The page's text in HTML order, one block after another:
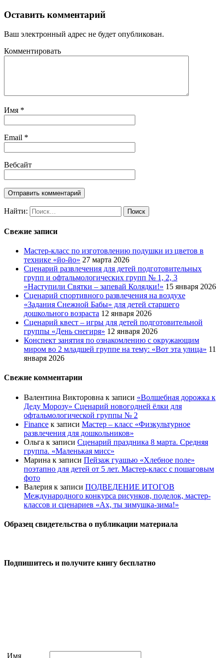
Оставить комментарий
Ваш электронный адрес не будет опубликован.
Комментировать
Имя *
Email *
Вебсайт
Найти:
Свежие записи
Мастер-класс по изготовлению подушки из цветов в
технике «йо-йо» 27 марта 2026
Сценарий развлечения для детей подготовительных
групп и офтальмологических групп № 1, 2, 3
«Наступили Святки – запевай Колядки!» 15 января 2026
Сценарий спортивного развлечения на воздухе
«Задания Снежной Бабы» для детей старшего
дошкольного возраста 12 января 2026
Сценарий квест – игры для детей подготовительной
группы «День снегиря» 12 января 2026
Конспект занятия по ознакомлению с окружающим
миром во 2 младшей группе на тему: «Вот эта улица» 11
января 2026
Свежие комментарии
Валентина Викторовна к записи «Волшебная дорожка к
Деду Морозу» Сценарий новогодней ёлки для
офтальмологической группы № 2
Finance к записи Мастер – класс «Физкультурное
развлечения для дошкольников»
Ольга к записи Сценарий праздника 8 марта. Средняя
группа. «Маленькая мисс»
Марина к записи Пейзаж гуашью «Хлебное поле»
поэтапно для детей от 5 лет. Мастер-класс с пошаговым
фото
Валерия к записи ПОДВЕДЕНИЕ ИТОГОВ
Международного конкурса рисунков, поделок, мастер-
классов и сценариев «Ах, ты зимушка-зима!»
Образец свидетельства о публикации материала
Подпишитесь и получите книгу бесплатно
Имя